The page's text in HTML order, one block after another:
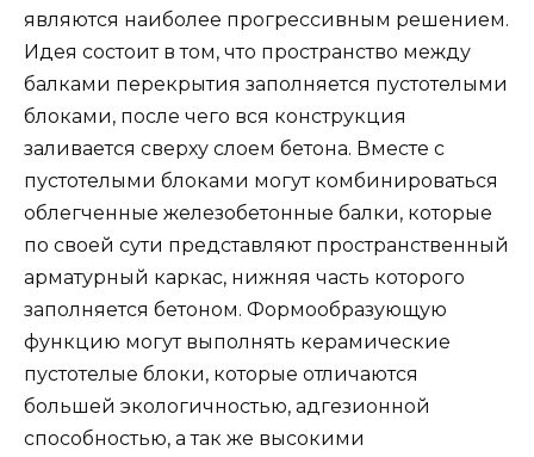
являются наиболее прогрессивным решением.
Идея состоит в том, что пространство между
балками перекрытия заполняется пустотелыми
блоками, после чего вся конструкция
заливается сверху слоем бетона. Вместе с
пустотелыми блоками могут комбинироваться
облегченные железобетонные балки, которые
по своей сути представляют пространственный
арматурный каркас, нижняя часть которого
заполняется бетоном. Формообразующую
функцию могут выполнять керамические
пустотелые блоки, которые отличаются
большей экологичностью, адгезионной
способностью, а так же высокими